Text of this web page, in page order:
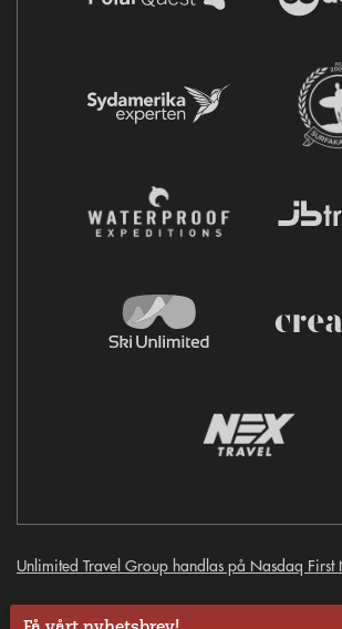
Unlimited Travel Group handlas på Nasdaq